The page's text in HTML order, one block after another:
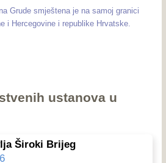
Grude smještena je na samoj granici
i Hercegovine i republike Hrvatske.
ustanova u
Široki Brijeg